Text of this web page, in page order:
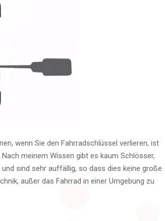
wenn Sie den Fahrradschlüssel verlieren, ist
meinem Wissen gibt es kaum Schlösser,
sind sehr auffällig, so dass dies keine große
außer das Fahrrad in einer Umgebung zu